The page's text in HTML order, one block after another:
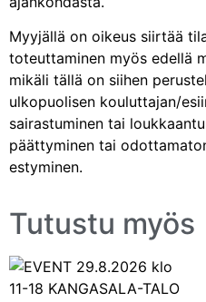
Myyjällä on oikeus siirtää
toteuttaminen myös edellä
mikäli tällä on siihen
ulkopuolisen kouluttajan/
sairastuminen tai
päättyminen tai
estyminen.
Tutustu myös